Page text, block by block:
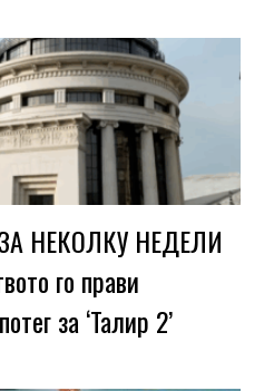
НЕКОЛКУ НЕДЕЛИ
го прави
за ‘Талир 2’